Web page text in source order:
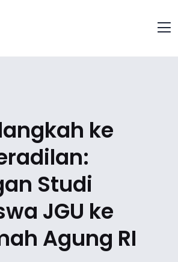
ke
Studi
JGU ke
Agung RI